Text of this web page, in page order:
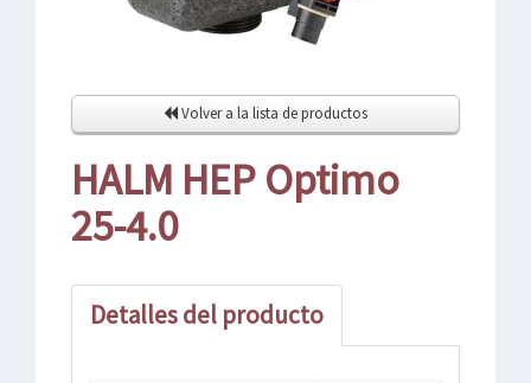
Volver a la lista de productos
HALM HEP Optimo
25-4.0
Detalles del producto